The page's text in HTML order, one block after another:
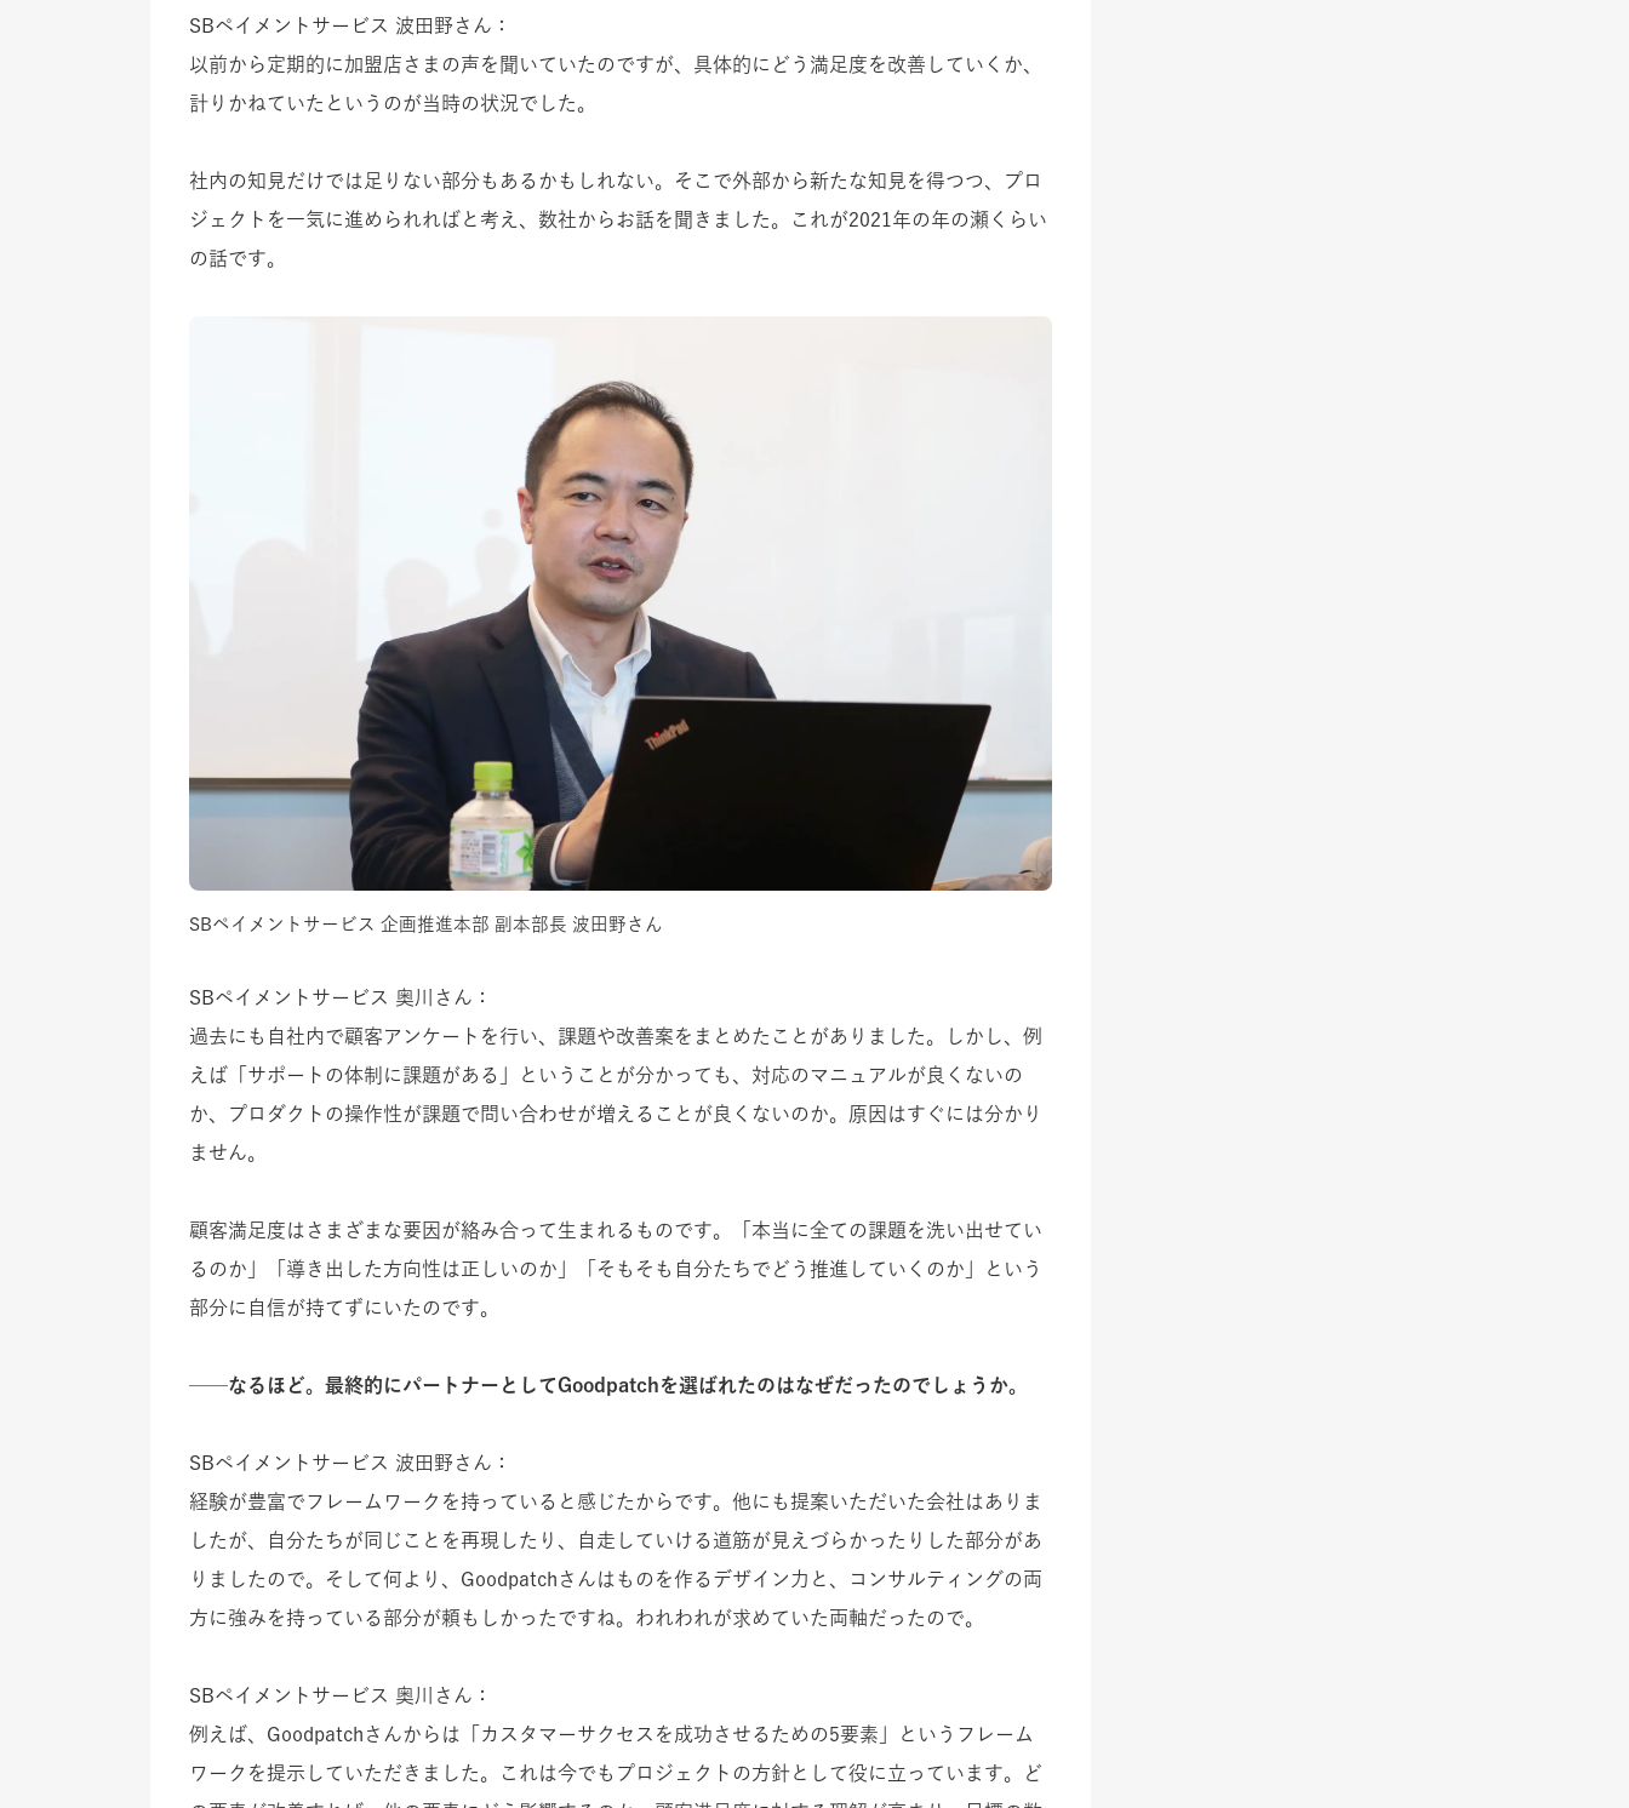
SBペイメントサービス 波田野さん：
以前から定期的に加盟店さまの声を聞いていたのですが、具体的にどう満足度を改善していくか、
計りかねていたというのが当時の状況でした。
社内の知見だけでは足りない部分もあるかもしれない。そこで外部から新たな知見を得つつ、プロ
ジェクトを一気に進められればと考え、数社からお話を聞きました。これが2021年の年の瀬くらい
の話です。
SBペイメントサービス 企画推進本部 副本部長 波田野さん
SBペイメントサービス 奥川さん：
過去にも自社内で顧客アンケートを行い、課題や改善案をまとめたことがありました。しかし、例
えば「サポートの体制に課題がある」ということが分かっても、対応のマニュアルが良くないの
か、プロダクトの操作性が課題で問い合わせが増えることが良くないのか。原因はすぐには分かり
ません。
顧客満足度はさまざまな要因が絡み合って生まれるものです。「本当に全ての課題を洗い出せてい
るのか」「導き出した方向性は正しいのか」「そもそも自分たちでどう推進していくのか」という
部分に自信が持てずにいたのです。
──なるほど。最終的にパートナーとしてGoodpatchを選ばれたのはなぜだったのでしょうか。
SBペイメントサービス 波田野さん：
経験が豊富でフレームワークを持っていると感じたからです。他にも提案いただいた会社はありま
したが、自分たちが同じことを再現したり、自走していける道筋が見えづらかったりした部分があ
りましたので。そして何より、Goodpatchさんはものを作るデザイン力と、コンサルティングの両
方に強みを持っている部分が頼もしかったですね。われわれが求めていた両軸だったので。
SBペイメントサービス 奥川さん：
例えば、Goodpatchさんからは「カスタマーサクセスを成功させるための5要素」というフレーム
ワークを提示していただきました。これは今でもプロジェクトの方針として役に立っています。ど